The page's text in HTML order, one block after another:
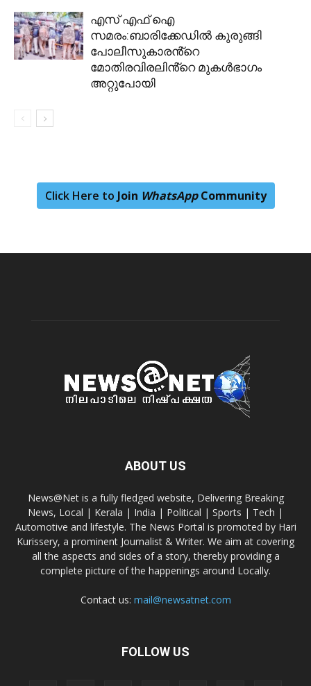
എസ് എഫ് ഐ
സമരം:ബാരിക്കേഡിൽ കുരുങ്ങി
പോലീസുകാരൻ്റെ
മോതിരവിരലിൻ്റെ മുകൾഭാഗം
അറ്റുപോയി
Click Here to Join WhatsAppCommunity
ABOUT US
News@Net is a fully fledged website, Delivering Breaking
News, Local | Kerala | India | Political | Sports | Tech |
Automotive and lifestyle. The News Portal is promoted by Hari
Kurissery, a prominent Journalist & Writer. We aim at covering
all the aspects and sides of a story, thereby providing a
complete picture of the happenings around Locally.
Contact us: mail@newsatnet.com
FOLLOW US